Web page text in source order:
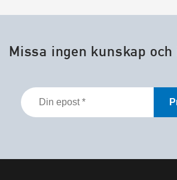
Missa ingen kunskap
Din
epost